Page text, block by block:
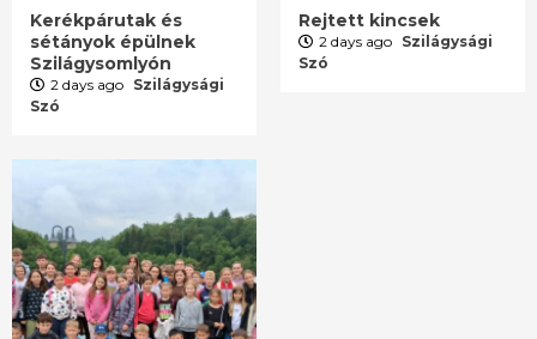
Kerékpárutak és
sétányok épülnek
Szilágysomlyón
2 days ago Szilágysági
Szó
Rejtett kincsek
2 days ago Szilágysági
Szó